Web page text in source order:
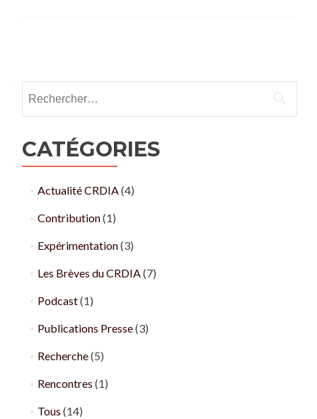
CATÉGORIES
Actualité CRDIA(4)
Contribution(1)
Expérimentation(3)
Les Brèves du CRDIA(7)
Podcast(1)
Publications Presse(3)
Recherche(5)
Rencontres (1)
Tous (14)